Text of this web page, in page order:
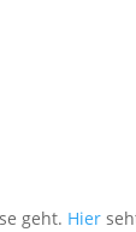
geht. Hier